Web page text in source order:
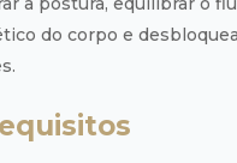
do corpo e